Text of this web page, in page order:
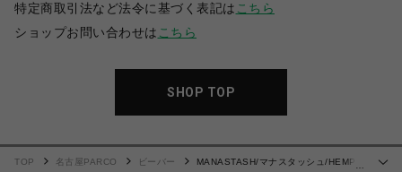
特定商取引法など法令に基づく表記は こちら
ショップお問い合わせは こちら
SHOP TOP
…
TOP 名古屋PARCO ビーバー
MANASTASH/マナスタッシュ/HEMP